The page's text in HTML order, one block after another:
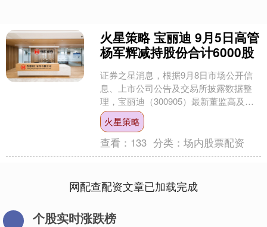
火星策略 宝丽迪 9月5日高管
杨军辉减持股份合计6000股
证券之星消息，根据9月8日市场公开信
息、上市公司公告及交易所披露数据整
理，宝丽迪（300905）最新董监高及相
关人员股份变动情况：2025年9月5日公
司高管杨军....
火星策略
查看： 133 分类：场内股票配资
网配查配资文章已加载完成
个股实时涨跌榜